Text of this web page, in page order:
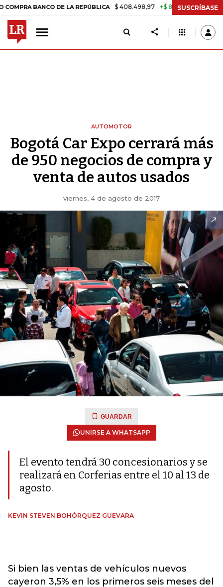
DE LA REPÚBLICA $ 408.498,97 +$ 8.753,81 +2,19% TASA
SUSCRÍBASE
AUTOMOTOR
Bogotá Car Expo cerrará más
de 950 negocios de compra y
venta de autos usados
viernes, 4 de agosto de 2017
GUARDAR
UNIRSE A WHATSAPP
El evento tendrá 30 concesionarios y se
realizará en Corferias entre el 10 al 13 de
agosto.
KEVIN STEVEN BOHÓRQUEZ GUEVARA
Si bien las ventas de vehículos nuevos
cayeron 3,5% en los primeros seis meses del